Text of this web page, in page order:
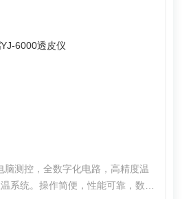
脑测控，全数字化电路，高精度温
系统。操作简便，性能可靠，数据